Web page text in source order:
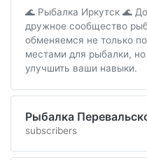
🌊 Рыбалка Иркутск 🌊
дружное сообщество
обменяемся не только
местами для рыбалки,
улучшить ваши навыки.
Рыбалка
subscribers